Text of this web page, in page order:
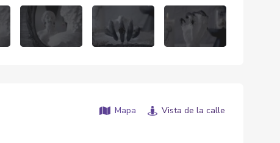
Mapa Vista de la calle